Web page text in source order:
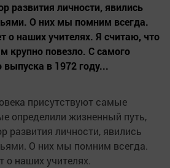
развития личности, явились
О них мы помним всегда.
о наших учителях. Я считаю, что
крупно повезло. С самого
выпуска в 1972 году...
присутствуют самые
определили жизненный путь,
развития личности, явились
О них мы помним всегда.
о наших учителях.